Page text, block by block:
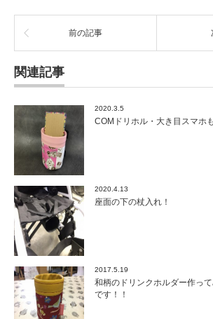
前の記事
関連記事
2020.3.5
COMドリホル・大き目スマホ
2020.4.13
座面の下の杖入れ！
2017.5.19
和柄のドリンクホルダー作っ
です！！